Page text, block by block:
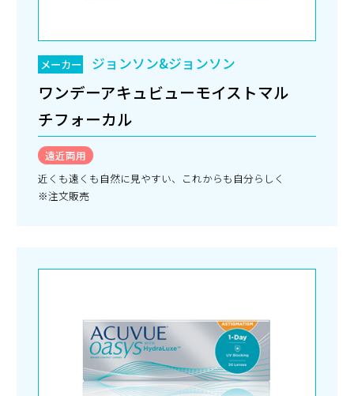
メーカー ジョンソン&ジョンソン
ワンデーアキュビューモイストマル
チフォーカル
遠近両用
近くも遠くも自然に見やすい、これからも自分らしく
※注文販売